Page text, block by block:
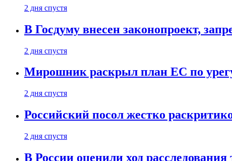
2 дня спустя
В Госдуму внесен законопроект,
2 дня спустя
Мирошник раскрыл план ЕС по
2 дня спустя
Российский посол жестко
2 дня спустя
В России оценили ход